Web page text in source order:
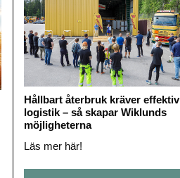
Hållbart återbruk kräver effektiv
logistik – så skapar Wiklunds
möjligheterna
Läs mer här!